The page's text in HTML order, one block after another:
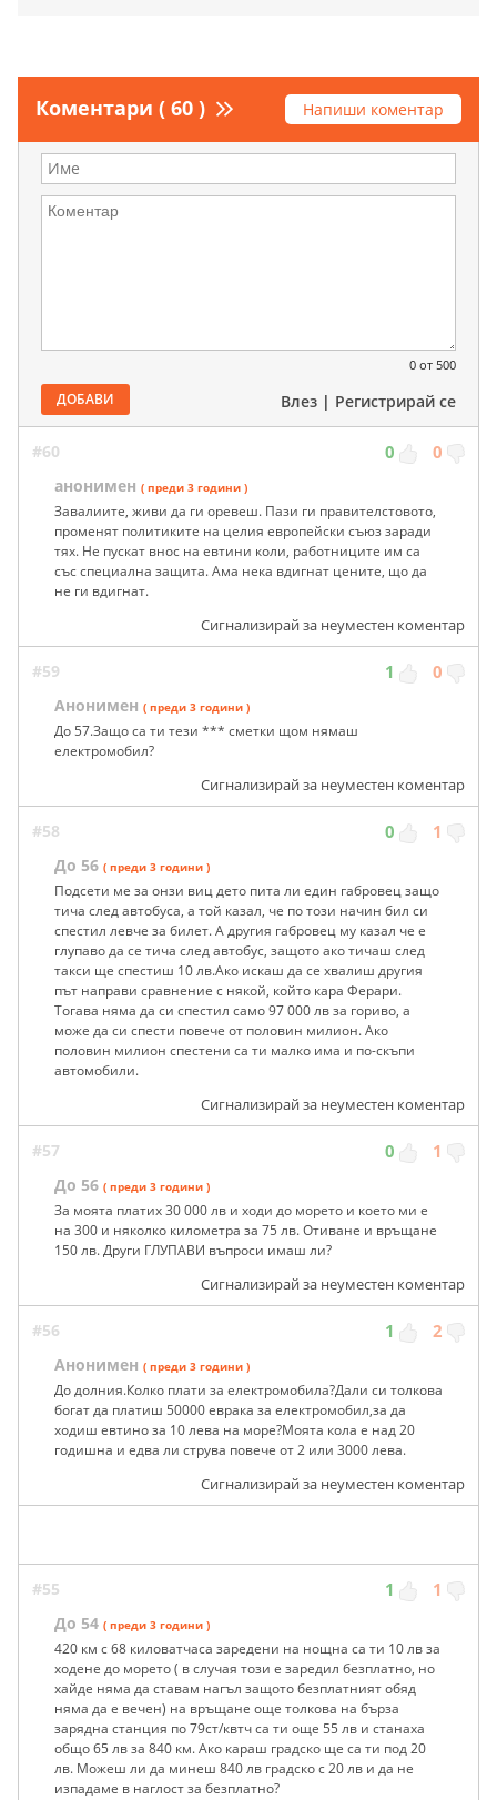
Коментари ( 60 ) Напиши коментар
0 от 500
ДОБАВИ Влез | Регистрирай се
#60 0 0
анонимен ( преди 3 години )
Завалиите, живи да ги оревеш. Пази ги правителстовото,
променят политиките на целия европейски съюз заради
тях. Не пускат внос на евтини коли, работниците им са
със специална защита. Ама нека вдигнат цените, що да
не ги вдигнат.
Сигнализирай за неуместен коментар
#59 1 0
Анонимен ( преди 3 години )
До 57.Защо са ти тези *** сметки щом нямаш
електромобил?
Сигнализирай за неуместен коментар
#58 0 1
До 56 ( преди 3 години )
Подсети ме за онзи виц дето пита ли един габровец защо
тича след автобуса, а той казал, че по този начин бил си
спестил левче за билет. А другия габровец му казал че е
глупаво да се тича след автобус, защото ако тичаш след
такси ще спестиш 10 лв.Ако искаш да се хвалиш другия
път направи сравнение с някой, който кара Ферари.
Тогава няма да си спестил само 97 000 лв за гориво, а
може да си спести повече от половин милион. Ако
половин милион спестени са ти малко има и по-скъпи
автомобили.
Сигнализирай за неуместен коментар
#57 0 1
До 56 ( преди 3 години )
За моята платих 30 000 лв и ходи до морето и което ми е
на 300 и няколко километра за 75 лв. Отиване и връщане
150 лв. Други ГЛУПАВИ въпроси имаш ли?
Сигнализирай за неуместен коментар
#56 1 2
Анонимен ( преди 3 години )
До долния.Колко плати за електромобила?Дали си толкова
богат да платиш 50000 еврака за електромобил,за да
ходиш евтино за 10 лева на море?Моята кола е над 20
годишна и едва ли струва повече от 2 или 3000 лева.
Сигнализирай за неуместен коментар
#55 1 1
До 54 ( преди 3 години )
420 км с 68 киловатчаса заредени на нощна са ти 10 лв за
ходене до морето ( в случая този е заредил безплатно, но
хайде няма да ставам нагъл защото безплатният обяд
няма да е вечен) на връщане още толкова на бърза
зарядна станция по 79ст/квтч са ти още 55 лв и станаха
общо 65 лв за 840 км. Ако караш градско ще са ти под 20
лв. Можеш ли да минеш 840 лв градско с 20 лв и да не
изпадаме в наглост за безплатно?